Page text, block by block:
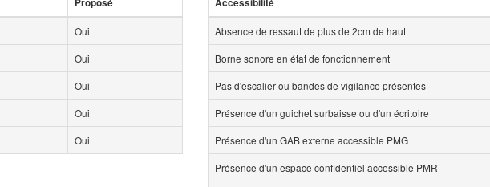
Proposé
Oui
Oui
Oui
Oui
Oui
Accessibilité
Absence de ressaut de plus de 2cm de haut
Borne sonore en état de fonctionnement
Pas d'escalier ou bandes de vigilance présentes
Présence d'un guichet surbaisse ou d'un écritoire
Présence d'un GAB externe accessible PMG
Présence d'un espace confidentiel accessible PMR